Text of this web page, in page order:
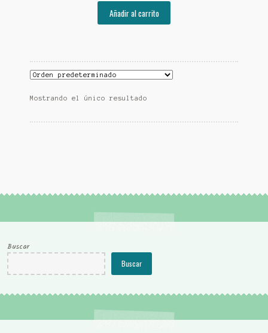
Añadir al carrito
Mostrando el único resultado
Buscar
Buscar